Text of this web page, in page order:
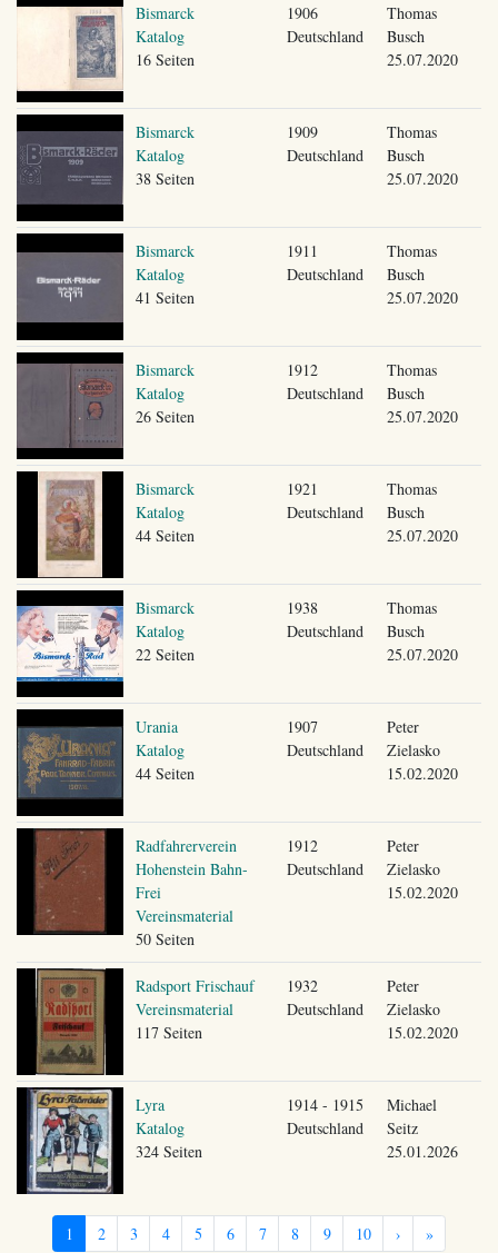
Bismarck
Katalog
16 Seiten
1906
Deutschland
Thomas
Busch
25.07.2020
Bismarck
Katalog
38 Seiten
1909
Deutschland
Thomas
Busch
25.07.2020
Bismarck
Katalog
41 Seiten
1911
Deutschland
Thomas
Busch
25.07.2020
Bismarck
Katalog
26 Seiten
1912
Deutschland
Thomas
Busch
25.07.2020
Bismarck
Katalog
44 Seiten
1921
Deutschland
Thomas
Busch
25.07.2020
Bismarck
Katalog
22 Seiten
1938
Deutschland
Thomas
Busch
25.07.2020
Urania
Katalog
44 Seiten
1907
Deutschland
Peter
Zielasko
15.02.2020
Radfahrerverein
Hohenstein Bahn-
Frei
Vereinsmaterial
50 Seiten
1912
Deutschland
Peter
Zielasko
15.02.2020
Radsport Frischauf
Vereinsmaterial
117 Seiten
1932
Deutschland
Peter
Zielasko
15.02.2020
Lyra
Katalog
324 Seiten
1914 - 1915
Deutschland
Michael
Seitz
25.01.2026
1 2 3 4 5 6 7 8 9 10 › »